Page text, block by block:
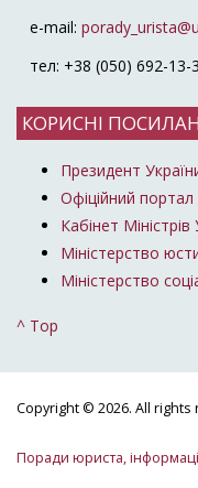
e-mail:
тел: +38 (050) 692-13-
КОРИСНІ
Президент
Офіційний
Кабінет Міністрів
Міністерство
Міністерство
^ Top
Copyright © 2026. All rights
Поради юриста,